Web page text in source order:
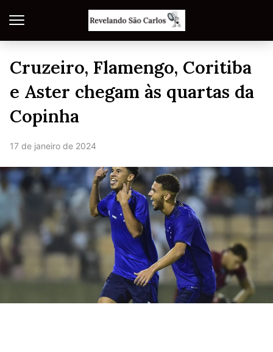
Cruzeiro, Flamengo, Coritiba
e Aster chegam às quartas da
Copinha
17 de janeiro de 2024